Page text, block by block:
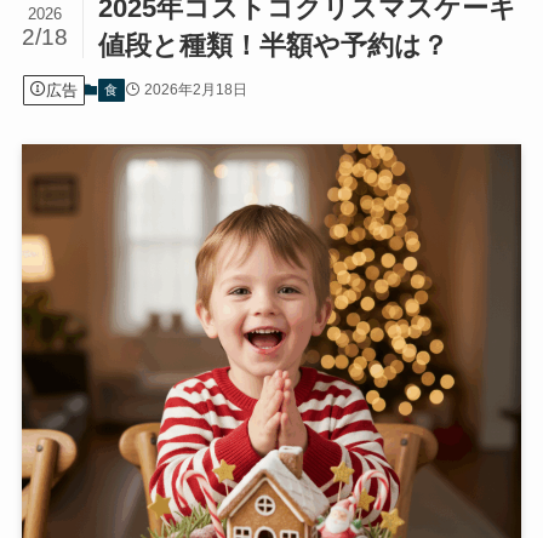
2025年コストコクリスマスケーキ
値段と種類！半額や予約は？
2026
2/18
広告 食 2026年2月18日